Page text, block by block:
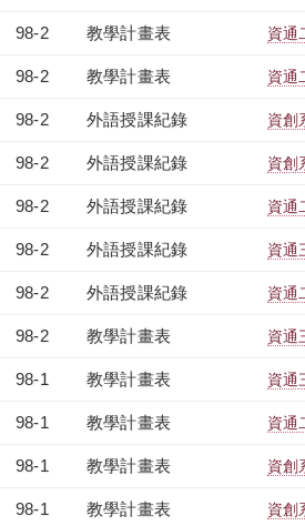
98-2 教學計畫表 資通
98-2 教學計畫表 資通
98-2 外語授課紀錄 資創
98-2 外語授課紀錄 資創
98-2 外語授課紀錄 資通
98-2 外語授課紀錄 資通
98-2 外語授課紀錄 資通
98-2 教學計畫表 資通
98-1 教學計畫表 資通
98-1 教學計畫表 資通
98-1 教學計畫表 資創
98-1 教學計畫表 資創